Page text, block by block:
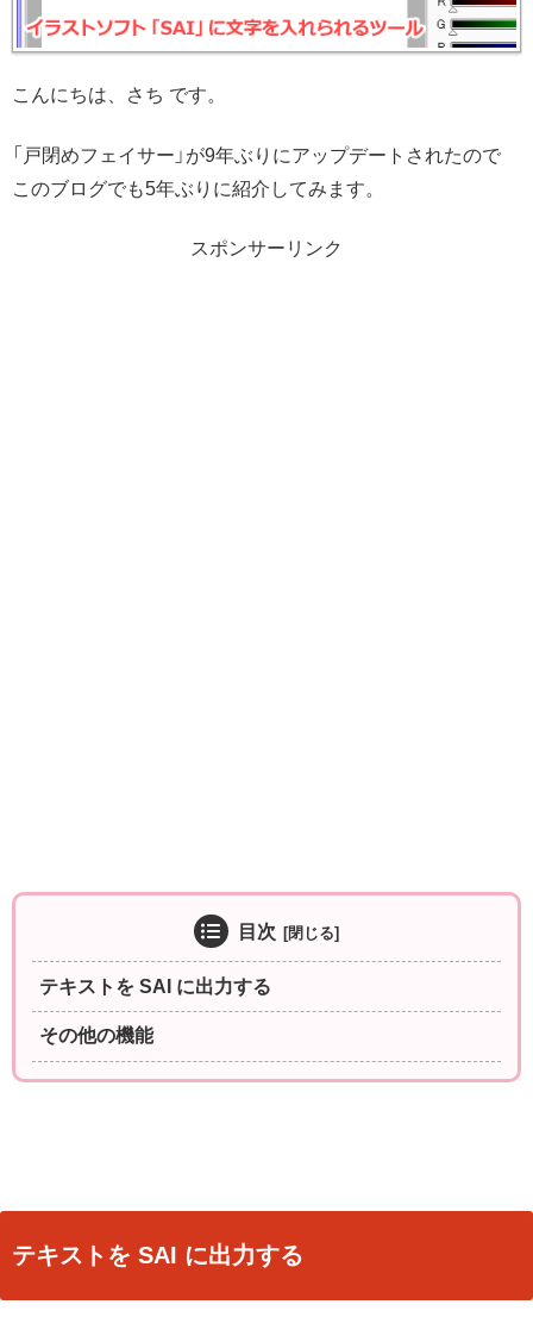
こんにちは、さち です。
「戸閉めフェイサー」が9年ぶりにアップデートされたので
このブログでも5年ぶりに紹介してみます。
スポンサーリンク
目次
テキストを SAI に出力する
その他の機能
テキストを SAI に出力する